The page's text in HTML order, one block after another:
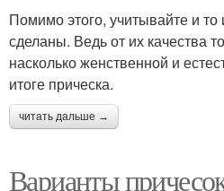
Помимо этого, учитывайте и то
сделаны. Ведь от их качества
насколько женственной и
итоге прическа.
читать дальше →
Варианты